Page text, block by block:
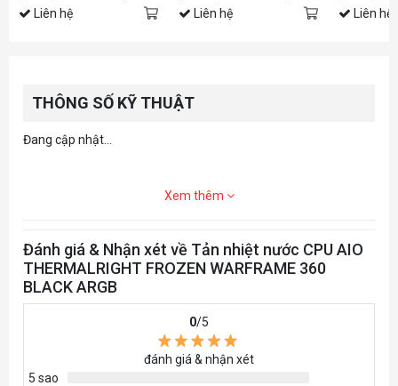
Liên hệ Liên hệ
Liên hệ
THÔNG SỐ KỸ THUẬT
Đang cập nhật...
Xem thêm
Đánh giá & Nhận xét về Tản nhiệt nước CPU AIO
THERMALRIGHT FROZEN WARFRAME 360
BLACK ARGB
0/5
đánh giá & nhận xét
5 sao